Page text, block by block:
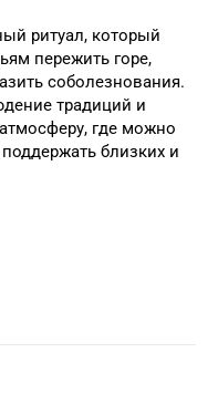
ритуал, который
пережить горе,
соболезнования.
традиций и
где можно
близких и